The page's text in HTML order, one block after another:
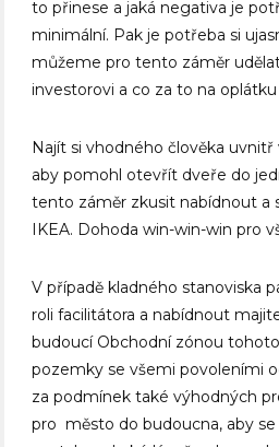
to přinese a jaká negativa je
minimální. Pak je potřeba si
můžeme pro tento záměr
investorovi a co za to na
Najít si vhodného člověka uvnitř
aby pomohl otevřít dveře do
tento záměr zkusit nabídnout a
IKEA. Dohoda win-win-win pro
V případě kladného stanoviska
roli facilitátora a nabídnout
budoucí Obchodní zónou
pozemky se všemi povoleními
za podmínek také výhodných
pro město do budoucna, aby